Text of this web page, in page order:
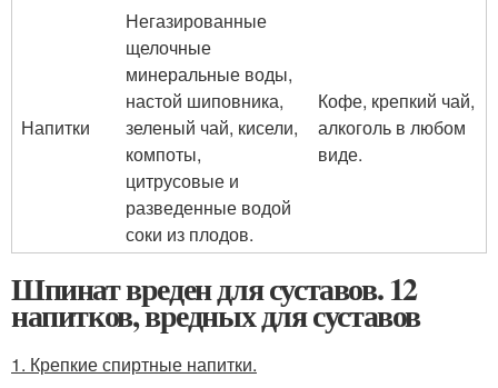
Напитки
Негазированные
щелочные
минеральные воды,
настой шиповника,
зеленый чай, кисели,
компоты,
цитрусовые и
разведенные водой
соки из плодов.
Кофе, крепкий чай,
алкоголь в любом
виде.
Шпинат вреден для суставов. 12
напитков, вредных для суставов
1. Крепкие спиртные напитки.